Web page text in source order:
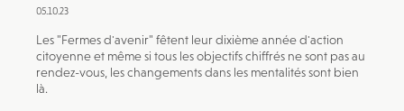
05.10.23
Les "Fermes d'avenir" fêtent leur dixième année d'action
citoyenne et même si tous les objectifs chiffrés ne sont pas au
rendez-vous, les changements dans les mentalités sont bien
là.